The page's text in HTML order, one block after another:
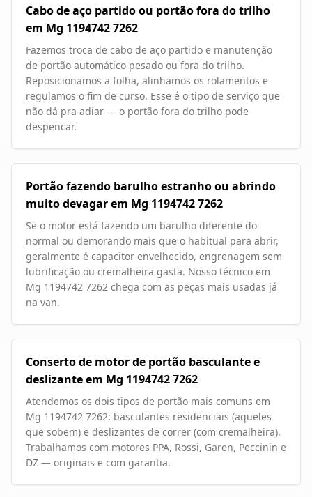
Cabo de aço partido ou portão fora do trilho
em Mg 1194742 7262
Fazemos troca de cabo de aço partido e manutenção
de portão automático pesado ou fora do trilho.
Reposicionamos a folha, alinhamos os rolamentos e
regulamos o fim de curso. Esse é o tipo de serviço que
não dá pra adiar — o portão fora do trilho pode
despencar.
Portão fazendo barulho estranho ou abrindo
muito devagar em Mg 1194742 7262
Se o motor está fazendo um barulho diferente do
normal ou demorando mais que o habitual para abrir,
geralmente é capacitor envelhecido, engrenagem sem
lubrificação ou cremalheira gasta. Nosso técnico em
Mg 1194742 7262 chega com as peças mais usadas já
na van.
Conserto de motor de portão basculante e
deslizante em Mg 1194742 7262
Atendemos os dois tipos de portão mais comuns em
Mg 1194742 7262: basculantes residenciais (aqueles
que sobem) e deslizantes de correr (com cremalheira).
Trabalhamos com motores PPA, Rossi, Garen, Peccinin e
DZ — originais e com garantia.